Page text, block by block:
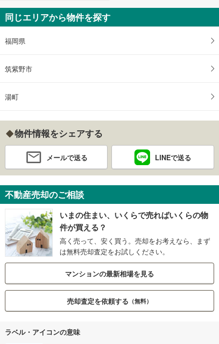
同じエリアから物件を探す
福岡県
筑紫野市
湯町
物件情報をシェアする
メールで送る LINEで送る
不動産売却のご相談
いまの住まい、いくらで売ればいくらの物
件が買える？
高く売って、安く買う。売却をお考えなら、まず
は無料売却査定をお試しください。
マンションの最新相場を見る
売却査定を依頼する （無料）
ラベル・アイコンの意味